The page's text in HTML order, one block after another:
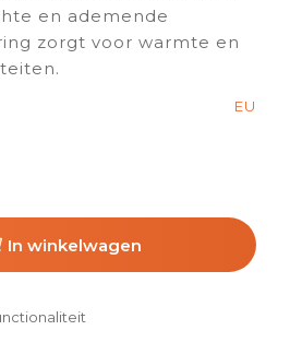
en ademende
zorgt voor warmte en
EU
In winkelwagen